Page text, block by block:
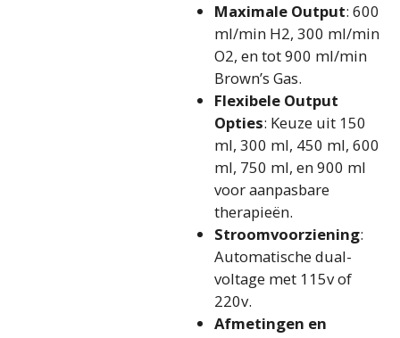
Maximale Output: 600
ml/min H2, 300 ml/min
O2, en tot 900 ml/min
Brown’s Gas.
Flexibele Output
Opties: Keuze uit 150
ml, 300 ml, 450 ml, 600
ml, 750 ml, en 900 ml
voor aanpasbare
therapieën.
Stroomvoorziening:
Automatische dual-
voltage met 115v of
220v.
Afmetingen en